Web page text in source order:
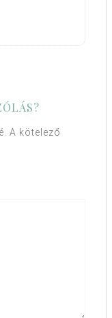
A kötelező